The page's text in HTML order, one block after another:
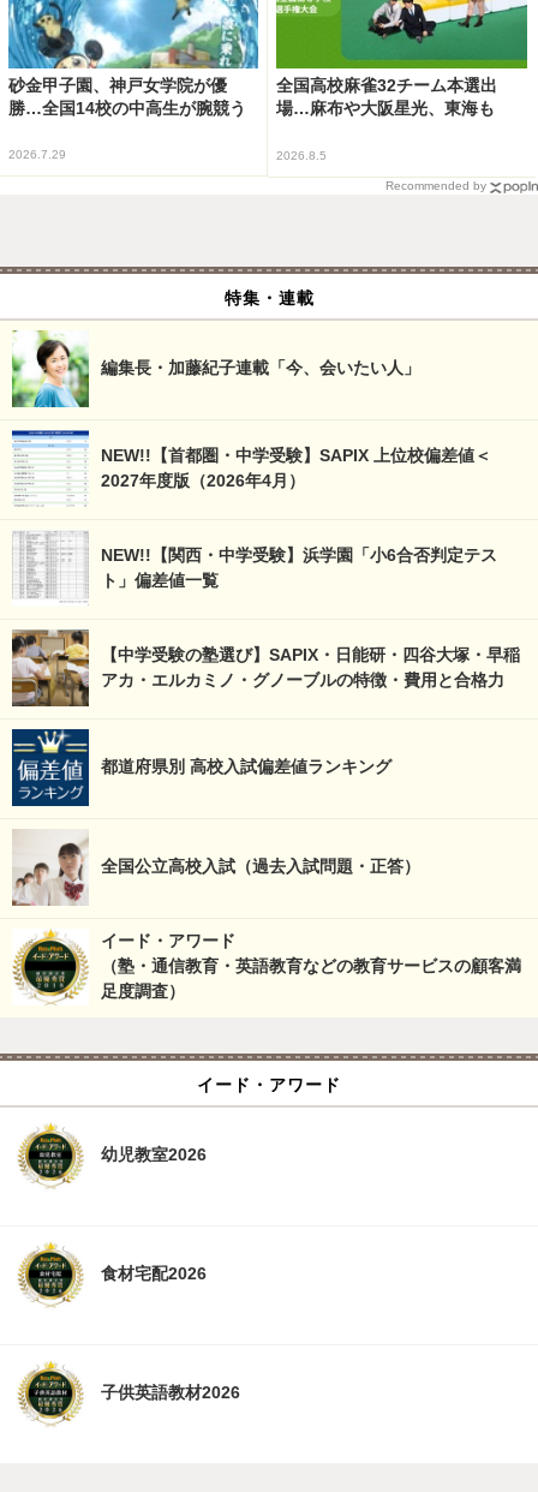
砂金甲子園、神戸女学院が優
勝…全国14校の中高生が腕競う
2026.7.29
全国高校麻雀32チーム本選出
場…麻布や大阪星光、東海も
2026.8.5
Recommended by
特集・連載
編集長・加藤紀子連載「今、会いたい人」
NEW!!【首都圏・中学受験】SAPIX 上位校偏差値＜
2027年度版（2026年4月）
NEW!!【関西・中学受験】浜学園「小6合否判定テス
ト」偏差値一覧
【中学受験の塾選び】SAPIX・日能研・四谷大塚・早稲
アカ・エルカミノ・グノーブルの特徴・費用と合格力
都道府県別 高校入試偏差値ランキング
全国公立高校入試（過去入試問題・正答）
イード・アワード
（塾・通信教育・英語教育などの教育サービスの顧客満
足度調査）
イード・アワード
幼児教室2026
食材宅配2026
子供英語教材2026